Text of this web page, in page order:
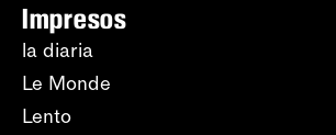
Impresos
la diaria
Le Monde
Lento